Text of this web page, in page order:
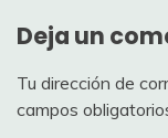
Deja un
Tu dirección de
campos